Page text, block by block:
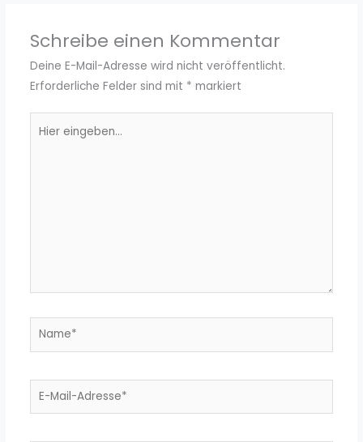
Schreibe einen Kommentar
Deine E-Mail-Adresse wird nicht veröffentlicht.
Erforderliche Felder sind mit * markiert
eingeben…
Name*
E-